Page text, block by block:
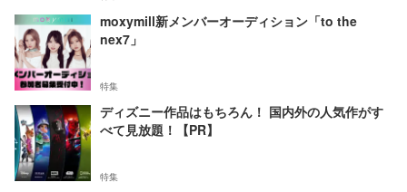
moxymill新メンバーオーディション「to the
nex7」
特集
ディズニー作品はもちろん！ 国内外の人気作がす
べて見放題！【PR】
特集